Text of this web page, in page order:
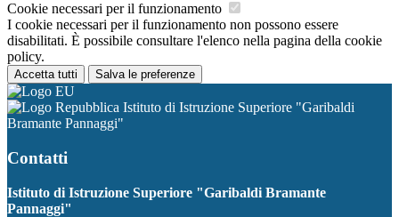
Cookie necessari per il funzionamento
I cookie necessari per il funzionamento non possono essere
disabilitati. È possibile consultare l'elenco nella pagina della cookie
policy.
Accetta tutti Salva le preferenze
Istituto di Istruzione Superiore "Garibaldi
Bramante Pannaggi"
Contatti
Istituto di Istruzione Superiore "Garibaldi Bramante
Pannaggi"